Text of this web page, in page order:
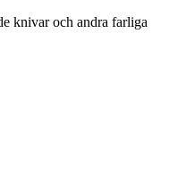
knivar och andra farliga